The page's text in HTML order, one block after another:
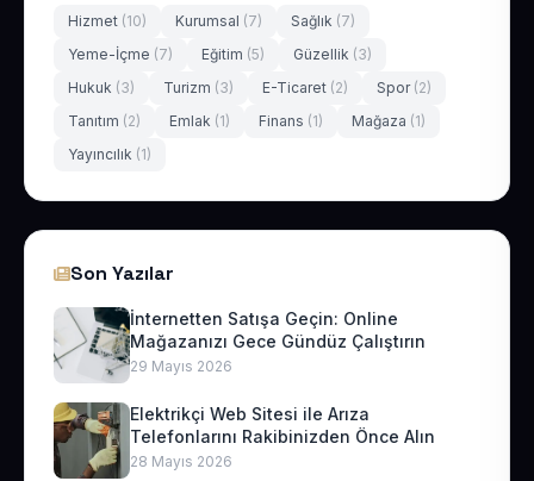
Hizmet (10) Kurumsal (7) Sağlık (7)
Yeme-İçme (7) Eğitim (5) Güzellik (3)
Hukuk (3) Turizm (3) E-Ticaret (2) Spor (2)
Tanıtım (2) Emlak (1) Finans (1) Mağaza (1)
Yayıncılık (1)
Son Yazılar
İnternetten Satışa Geçin: Online
Mağazanızı Gece Gündüz Çalıştırın
29 Mayıs 2026
Elektrikçi Web Sitesi ile Arıza
Telefonlarını Rakibinizden Önce Alın
28 Mayıs 2026